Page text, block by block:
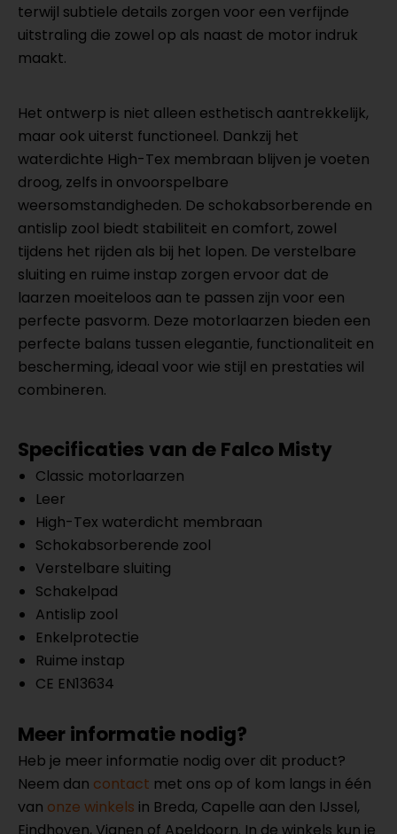
terwijl subtiele details zorgen voor een verfijnde
uitstraling die zowel op als naast de motor indruk
maakt.
Het ontwerp is niet alleen esthetisch aantrekkelijk,
maar ook uiterst functioneel. Dankzij het
waterdichte High-Tex membraan blijven je voeten
droog, zelfs in onvoorspelbare
weersomstandigheden. De schokabsorberende en
antislip zool biedt stabiliteit en comfort, zowel
tijdens het rijden als bij het lopen. De verstelbare
sluiting en ruime instap zorgen ervoor dat de
laarzen moeiteloos aan te passen zijn voor een
perfecte pasvorm. Deze motorlaarzen bieden een
perfecte balans tussen elegantie, functionaliteit en
bescherming, ideaal voor wie stijl en prestaties wil
combineren.
Specificaties van deFalco Misty
Classic motorlaarzen
Leer
High-Tex waterdicht membraan
Schokabsorberende zool
Verstelbare sluiting
Schakelpad
Antislip zool
Enkelprotectie
Ruime instap
CE EN13634
Meer informatie nodig?
Heb je meer informatie nodig over dit product?
Neem dan contact met ons op of kom langs in één
van onze winkels in Breda, Capelle aan den IJssel,